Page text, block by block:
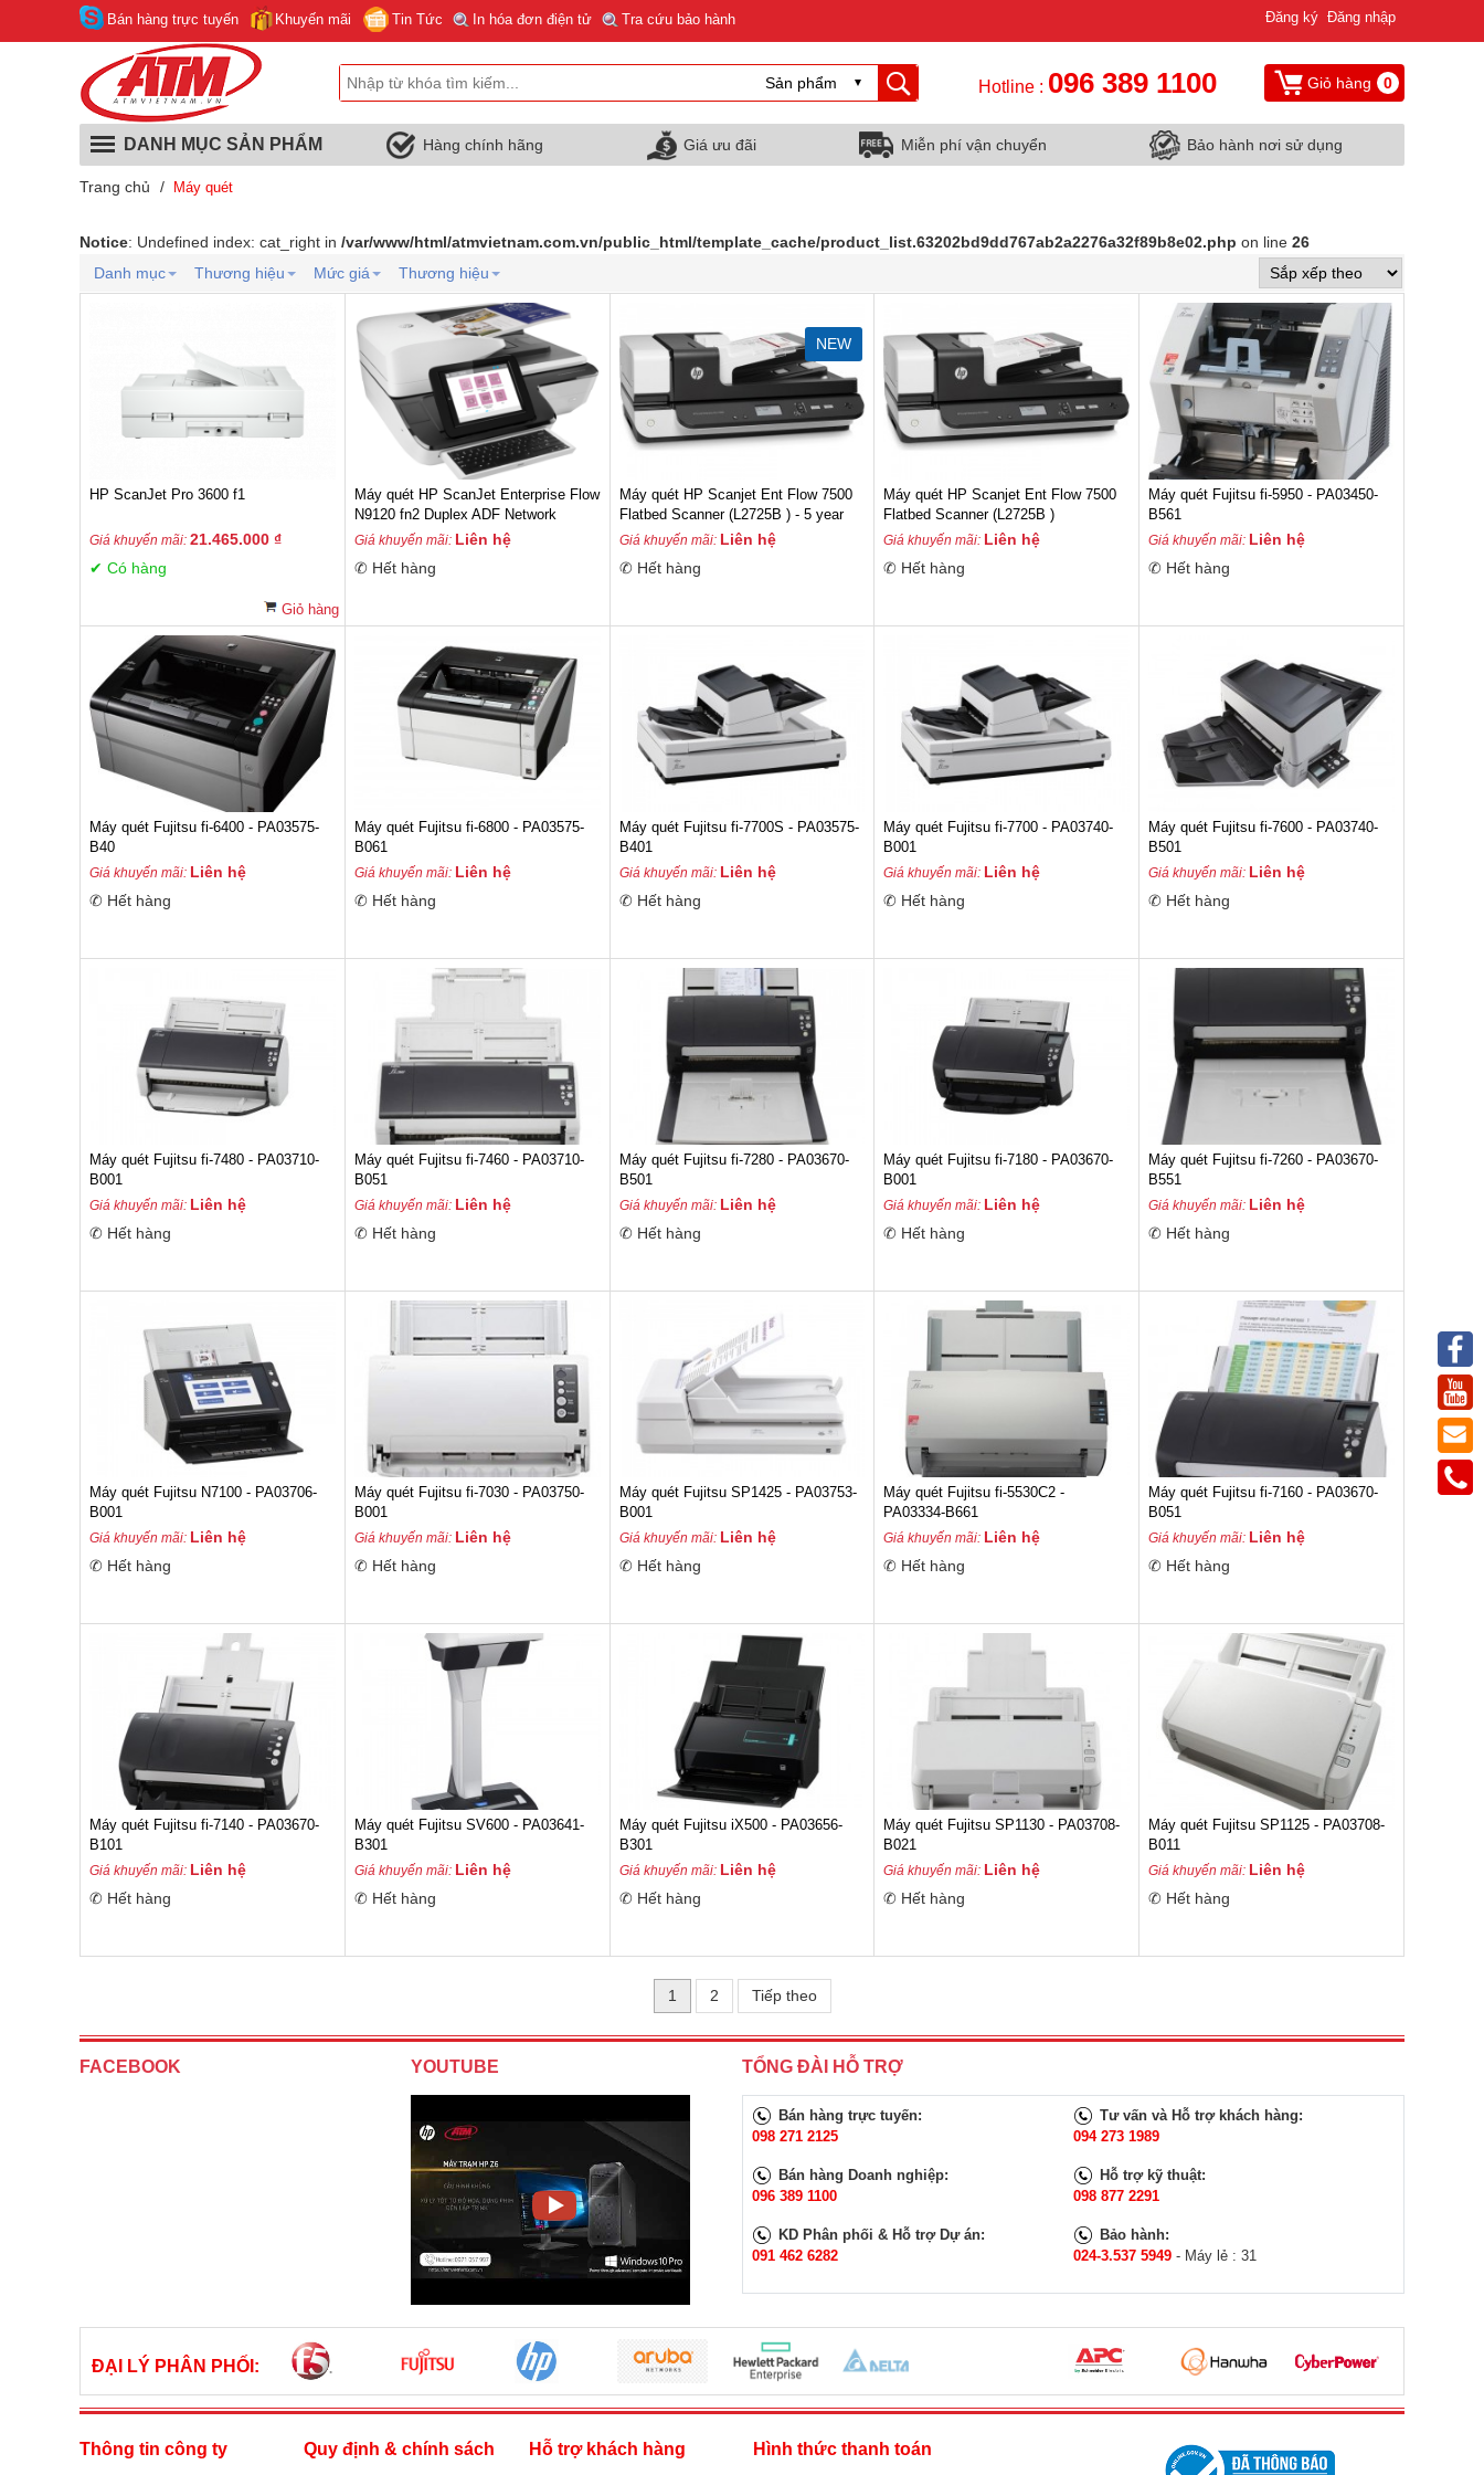
Bán hàng trực tuyến Khuyến mãi Tin Tức In hóa đơn điện tử Tra cứu bảo hành Đăng ký Đăng nhập
Hotline : 096 389 1100 Giỏ hàng 0
DANH MỤC SẢN PHẨM Hàng chính hãng Giá ưu đãi Miễn phí vận chuyển Bảo hành nơi sử dụng
Trang chủ / Máy quét
Notice: Undefined index: cat_right in /var/www/html/atmvietnam.com.vn/public_html/template_cache/product_list.63202bd9dd767ab2a2276a32f89b8e02.php on line 26
Danh mục
Thương hiệu Mức giá Thương hiệu
HP ScanJet Pro 3600 f1
Giá khuyến mãi: 21.465.000 ₫
✔ Có hàng
Giỏ hàng
Máy quét HP ScanJet Enterprise Flow
N9120 fn2 Duplex ADF Network
(L2763A) - 5 year
Giá khuyến mãi: Liên hệ
✆ Hết hàng
Máy quét HP Scanjet Ent Flow 7500
Flatbed Scanner (L2725B ) - 5 year
Giá khuyến mãi: Liên hệ
✆ Hết hàng
NEW
Máy quét HP Scanjet Ent Flow 7500
Flatbed Scanner (L2725B )
Giá khuyến mãi: Liên hệ
✆ Hết hàng
Máy quét Fujitsu fi-5950 - PA03450-
B561
Giá khuyến mãi: Liên hệ
✆ Hết hàng
Máy quét Fujitsu fi-6400 - PA03575-
B40
Giá khuyến mãi: Liên hệ
✆ Hết hàng
Máy quét Fujitsu fi-6800 - PA03575-
B061
Giá khuyến mãi: Liên hệ
✆ Hết hàng
Máy quét Fujitsu fi-7700S - PA03575-
B401
Giá khuyến mãi: Liên hệ
✆ Hết hàng
Máy quét Fujitsu fi-7700 - PA03740-
B001
Giá khuyến mãi: Liên hệ
✆ Hết hàng
Máy quét Fujitsu fi-7600 - PA03740-
B501
Giá khuyến mãi: Liên hệ
✆ Hết hàng
Máy quét Fujitsu fi-7480 - PA03710-
B001
Giá khuyến mãi: Liên hệ
✆ Hết hàng
Máy quét Fujitsu fi-7460 - PA03710-
B051
Giá khuyến mãi: Liên hệ
✆ Hết hàng
Máy quét Fujitsu fi-7280 - PA03670-
B501
Giá khuyến mãi: Liên hệ
✆ Hết hàng
Máy quét Fujitsu fi-7180 - PA03670-
B001
Giá khuyến mãi: Liên hệ
✆ Hết hàng
Máy quét Fujitsu fi-7260 - PA03670-
B551
Giá khuyến mãi: Liên hệ
✆ Hết hàng
Máy quét Fujitsu N7100 - PA03706-
B001
Giá khuyến mãi: Liên hệ
✆ Hết hàng
Máy quét Fujitsu fi-7030 - PA03750-
B001
Giá khuyến mãi: Liên hệ
✆ Hết hàng
Máy quét Fujitsu SP1425 - PA03753-
B001
Giá khuyến mãi: Liên hệ
✆ Hết hàng
Máy quét Fujitsu fi-5530C2 -
PA03334-B661
Giá khuyến mãi: Liên hệ
✆ Hết hàng
Máy quét Fujitsu fi-7160 - PA03670-
B051
Giá khuyến mãi: Liên hệ
✆ Hết hàng
Máy quét Fujitsu fi-7140 - PA03670-
B101
Giá khuyến mãi: Liên hệ
✆ Hết hàng
Máy quét Fujitsu SV600 - PA03641-
B301
Giá khuyến mãi: Liên hệ
✆ Hết hàng
Máy quét Fujitsu iX500 - PA03656-
B301
Giá khuyến mãi: Liên hệ
✆ Hết hàng
Máy quét Fujitsu SP1130 - PA03708-
B021
Giá khuyến mãi: Liên hệ
✆ Hết hàng
Máy quét Fujitsu SP1125 - PA03708-
B011
Giá khuyến mãi: Liên hệ
✆ Hết hàng
1 2 Tiếp theo
FACEBOOK YOUTUBE TỔNG ĐÀI HỖ TRỢ
Bán hàng trực tuyến:
098 271 2125
Bán hàng Doanh nghiệp:
096 389 1100
KD Phân phối & Hỗ trợ Dự án:
091 462 6282
Tư vấn và Hỗ trợ khách hàng:
094 273 1989
Hỗ trợ kỹ thuật:
098 877 2291
Bảo hành:
024-3.537 5949 - Máy lẻ : 31
ĐẠI LÝ PHÂN PHỐI:
Thông tin công ty Quy định & chính sách Hỗ trợ khách hàng Hình thức thanh toán